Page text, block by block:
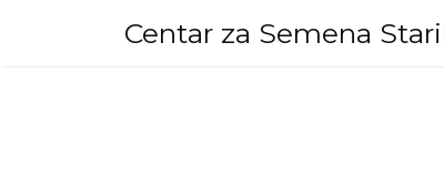
Centar za Semena